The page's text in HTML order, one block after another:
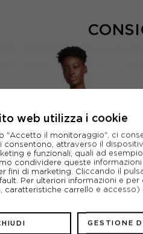
NIKE
web utilizza i cookie
"Accetto il monitoraggio", ci
consentono, attraverso il
e funzionali, quali ad
condividere queste
fini di marketing. Cliccando il
Per ulteriori informazioni e
caratteristiche carrello e accesso)
GESTIONE